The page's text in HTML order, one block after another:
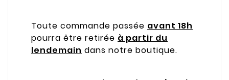
Toute commande passée avant 18h
pourra être retirée à partir du
lendemain dans notre boutique.